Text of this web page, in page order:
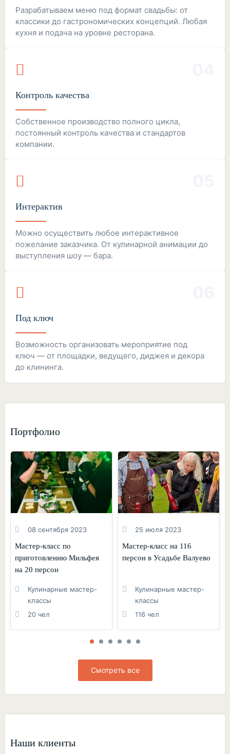
Разрабатываем меню под формат свадьбы: от
классики до гастрономических концепций. Любая
кухня и подача на уровне ресторана.
Контроль качества
Собственное производство полного цикла,
постоянный контроль качества и стандартов
компании.
Интерактив
Можно осуществить любое интерактивное
пожелание заказчика. От кулинарной анимации до
выступления шоу — бара.
Под ключ
Возможность организовать мероприятие под
ключ — от площадки, ведущего, диджея и декора
до клининга.
Портфолио
08 сентября 2023
Мастер-класс по
приготовлению Мильфея
на 20 персон
Кулинарные мастер-
классы
20 чел
25 июля 2023
Мастер-класс на 116
персон в Усадьбе Валуево
Кулинарные мастер-
классы
116 чел
Смотреть все
Наши клиенты